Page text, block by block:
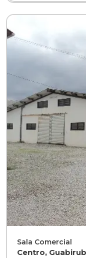
Sala Comercial
Centro,